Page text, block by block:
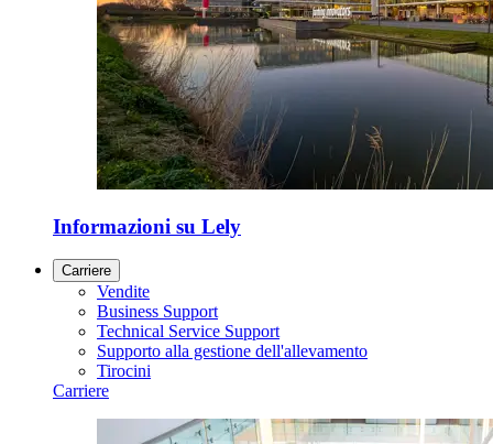
Informazioni su Lely
Carriere
Vendite
Business Support
Technical Service Support
Supporto alla gestione dell'allevamento
Tirocini
Carriere